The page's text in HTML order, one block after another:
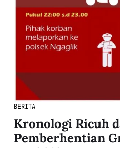
BERITA
Kronologi Ricuh
Pemberhentian